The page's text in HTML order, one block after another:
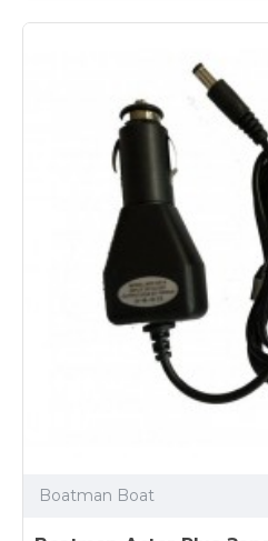
Boatman Boat